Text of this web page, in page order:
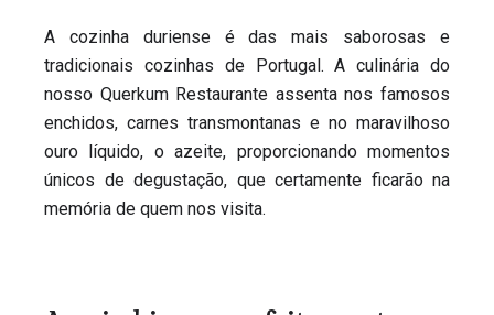
A cozinha duriense é das mais saborosas e
tradicionais cozinhas de Portugal. A culinária do
nosso Querkum Restaurante assenta nos famosos
enchidos, carnes transmontanas e no maravilhoso
ouro líquido, o azeite, proporcionando momentos
únicos de degustação, que certamente ficarão na
memória de quem nos visita.